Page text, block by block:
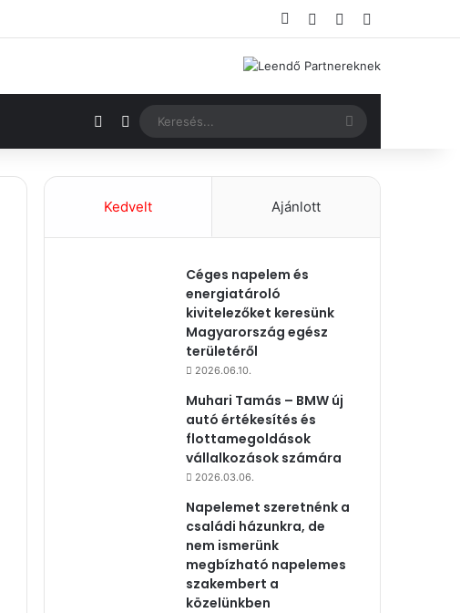
FacebookBejelentkezés
Véletlenszerű
Véletlenszerű cikk
Switch skin
Kedvelt Ajánlott
Céges napelem és
energiatároló
kivitelezőket keresünk
Magyarország egész
területéről
2026.06.10.
Muhari Tamás – BMW új
autó értékesítés és
flottamegoldások
vállalkozások számára
2026.03.06.
Napelemet szeretnénk a
családi házunkra, de
nem ismerünk
megbízható napelemes
szakembert a
közelünkben